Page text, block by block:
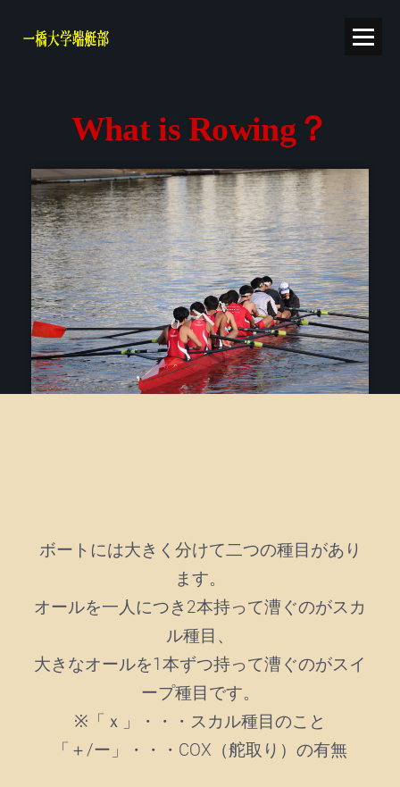
What is Rowing？
ボートには大きく分けて二つの種目があり
ます。
オールを一人につき2本持って漕ぐのがスカ
ル種目、
大きなオールを1本ずつ持って漕ぐのがスイ
ープ種目です。
※「ｘ」・・・スカル種目のこと
「＋/ー」・・・COX（舵取り）の有無